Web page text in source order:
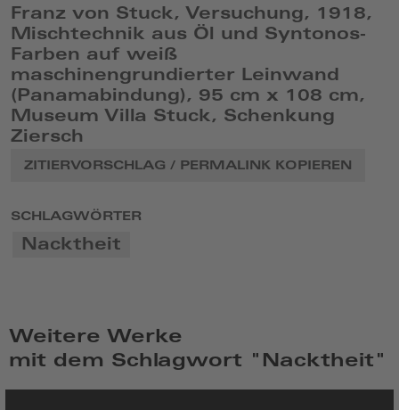
Franz von Stuck, Versuchung, 1918,
Mischtechnik aus Öl und Syntonos-
Farben auf weiß
maschinengrundierter Leinwand
(Panamabindung), 95 cm x 108 cm,
Museum Villa Stuck, Schenkung
Ziersch
ZITIERVORSCHLAG / PERMALINK KOPIEREN
SCHLAGWÖRTER
Nacktheit
Weitere Werke
mit dem Schlagwort "Nacktheit"